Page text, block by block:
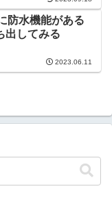
防水機能がある
出してみる
2023.06.11